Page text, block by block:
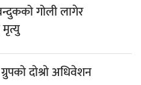
गोली लागेर
ग्रुपकाे दाेश्राे अधिवेशन